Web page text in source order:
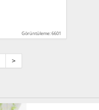
Görüntüleme: 6601
>